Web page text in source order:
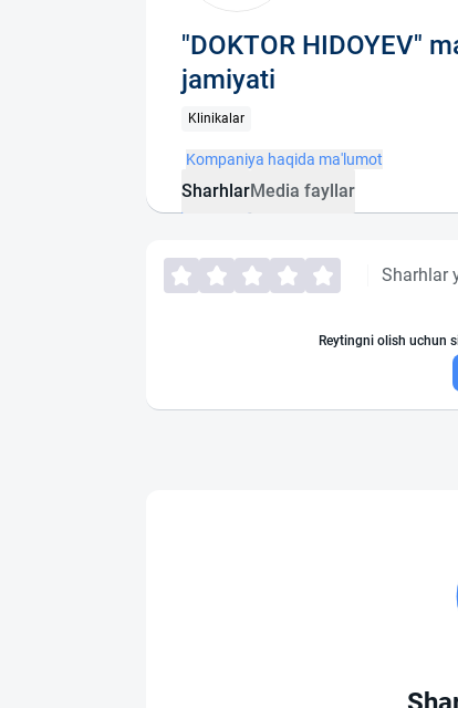
"DOKTOR HIDOYEV"
jamiyati
Klinikalar
Kompaniya haqida ma'lumot
SharhlarMedia fayllar
Sharhlar
Reytingni olish uchun